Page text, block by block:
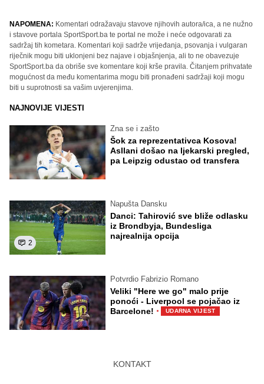
NAPOMENA: Komentari odražavaju stavove njihovih autora/ica, a ne nužno
i stavove portala SportSport.ba te portal ne može i neće odgovarati za
sadržaj tih kometara. Komentari koji sadrže vrijeđanja, psovanja i vulgaran
riječnik mogu biti uklonjeni bez najave i objašnjenja, ali to ne obavezuje
SportSport.ba da obriše sve komentare koji krše pravila. Čitanjem prihvatate
mogućnost da među komentarima mogu biti pronađeni sadržaji koji mogu
biti u suprotnosti sa vašim uvjerenjima.
NAJNOVIJE VIJESTI
Zna se i zašto
Šok za reprezentativca Kosova!
Asllani došao na ljekarski pregled,
pa Leipzig odustao od transfera
2
Napušta Dansku
Danci: Tahirović sve bliže odlasku
iz Brondbyja, Bundesliga
najrealnija opcija
Potvrdio Fabrizio Romano
Veliki "Here we go" malo prije
ponoći - Liverpool se pojačao iz
Barcelone! · UDARNA VIJEST
KONTAKT